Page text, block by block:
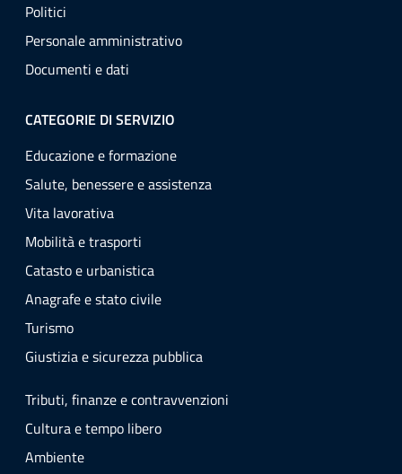
Politici
Personale amministrativo
Documenti e dati
CATEGORIE DI SERVIZIO
Educazione e formazione
Salute, benessere e assistenza
Vita lavorativa
Mobilità e trasporti
Catasto e urbanistica
Anagrafe e stato civile
Turismo
Giustizia e sicurezza pubblica
Tributi, finanze e contravvenzioni
Cultura e tempo libero
Ambiente